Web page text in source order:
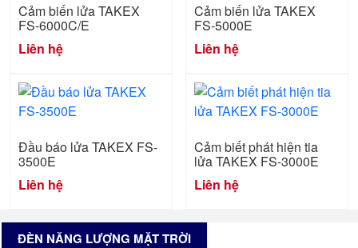
Cảm biến lửa TAKEX
FS-6000C/E
Liên hệ
Cảm biến lửa TAKEX
FS-5000E
Liên hệ
Đầu báo lửa TAKEX FS-
3500E
Liên hệ
Cảm biết phát hiện tia
lửa TAKEX FS-3000E
Liên hệ
ĐÈN NĂNG LƯỢNG MẶT TRỜI